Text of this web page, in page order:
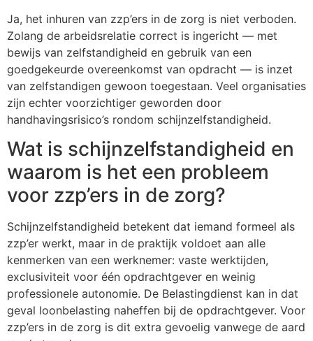
Ja, het inhuren van zzp’ers in de zorg is niet verboden.
Zolang de arbeidsrelatie correct is ingericht — met
bewijs van zelfstandigheid en gebruik van een
goedgekeurde overeenkomst van opdracht — is inzet
van zelfstandigen gewoon toegestaan. Veel organisaties
zijn echter voorzichtiger geworden door
handhavingsrisico’s rondom schijnzelfstandigheid.
Wat is schijnzelfstandigheid en
waarom is het een probleem
voor zzp’ers in de zorg?
Schijnzelfstandigheid betekent dat iemand formeel als
zzp’er werkt, maar in de praktijk voldoet aan alle
kenmerken van een werknemer: vaste werktijden,
exclusiviteit voor één opdrachtgever en weinig
professionele autonomie. De Belastingdienst kan in dat
geval loonbelasting naheffen bij de opdrachtgever. Voor
zzp’ers in de zorg is dit extra gevoelig vanwege de aard